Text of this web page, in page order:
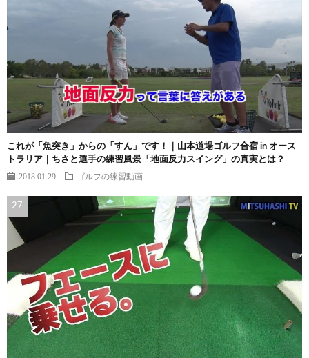
これが「魚突き」からの「すん」です！｜山本道場ゴルフ合宿 in オース
トラリア｜ちさと選手の練習風景「地面反力スイング」の真実とは？
2018.01.29 ゴルフの練習動画